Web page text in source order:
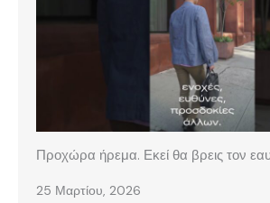
Προχώρα ήρεμα. Εκεί θα βρεις τον
25 Μαρτίου, 2026